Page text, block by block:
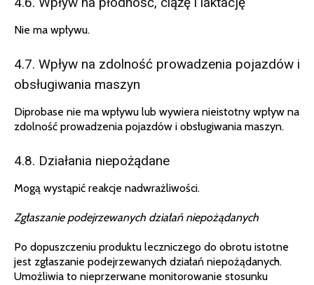
Nie ma wpływu.
4.7. Wpływ na zdolność prowadzenia pojazdów i
obsługiwania maszyn
Diprobase nie ma wpływu lub wywiera nieistotny wpływ na
zdolność prowadzenia pojazdów i obsługiwania maszyn.
4.8. Działania niepożądane
Mogą wystąpić reakcje nadwrażliwości.
Zgłaszanie podejrzewanych działań niepożądanych
Po dopuszczeniu produktu leczniczego do obrotu istotne
jest zgłaszanie podejrzewanych działań niepożądanych.
Umożliwia to nieprzerwane monitorowanie stosunku